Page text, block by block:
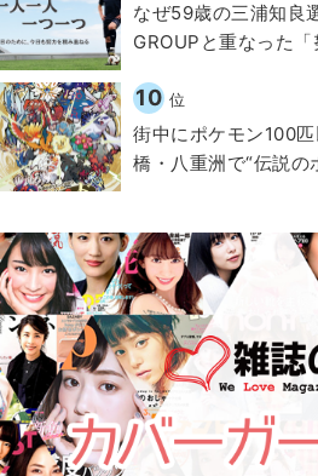
なぜ59歳の三浦知
GROUPと重なった「
10 位
街中にポケモン100
橋・八重洲で“伝説の